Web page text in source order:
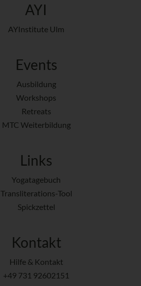
AYI
AYInstitute Ulm
Events
Ausbildung
Workshops
Retreats
MTC Weiterbildung
Links
Yogatagebuch
Transliterations-Tool
Spickzettel
Kontakt
Hilfe & Kontakt
+49 731 92602151